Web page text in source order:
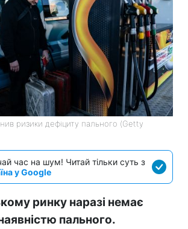
ризики дефіциту пального (Getty
час на шум! Читай тільки суть з
у Google
ринку наразі немає
пального.